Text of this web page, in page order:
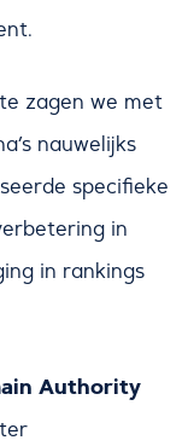
zagen we met
nauwelijks
specifieke
in
in rankings
Authority